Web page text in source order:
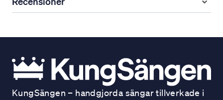
KungSängen – handgjorda sängar tillverkade i